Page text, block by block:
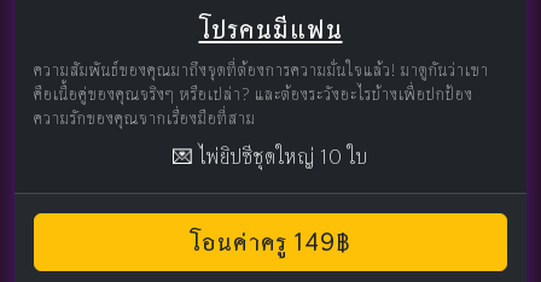
โปรคนมีแฟน
ความสัมพันธ์ของคุณมาถึงจุดที่ต้องการความมั่นใจแล้ว! มาดูกันว่าเขา
คือเนื้อคู่ของคุณจริงๆ หรือเปล่า? และต้องระวังอะไรบ้างเพื่อปกป้อง
ความรักของคุณจากเรื่องมือที่สาม
💌 ไพ่ยิปซีชุดใหญ่ 10 ใบ
โอนค่าครู 149฿